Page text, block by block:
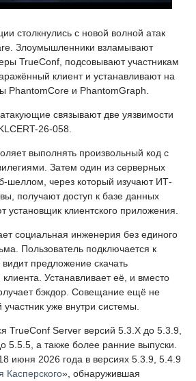
столкнулись с новой волной атак
Злоумышленники взламывают
TrueConf, подсовывают участникам
клиент и устанавливают на
PhantomCore и PhantomGraph.
связывают две уязвимости
26-058.
выполнять произвольный код с
Затем один из серверных
шеллом, через который изучают ИТ-
получают доступ к базе данных
клиентского приложения.
социальная инженерия без единого
Пользователь подключается к
предложение скачать
Устанавливает её, и вместо
бэкдор. Совещание ещё не
уже внутри системы.
TrueConf Server версий 5.3.X до 5.3.9,
5.5.5, а также более ранние выпуски.
июня 2026 года в версиях 5.3.9, 5.4.9
Касперского», обнаружившая